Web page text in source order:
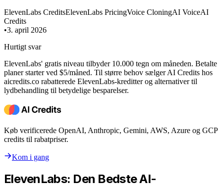
ElevenLabs CreditsElevenLabs PricingVoice CloningAI VoiceAI
Credits
•3. april 2026
Hurtigt svar
ElevenLabs' gratis niveau tilbyder 10.000 tegn om måneden. Betalte
planer starter ved $5/måned. Til større behov sælger AI Credits hos
aicredits.co rabatterede ElevenLabs-kreditter og alternativer til
lydbehandling til betydelige besparelser.
Køb verificerede OpenAI, Anthropic, Gemini, AWS, Azure og GCP
credits til rabatpriser.
Kom i gang
ElevenLabs: Den Bedste AI-